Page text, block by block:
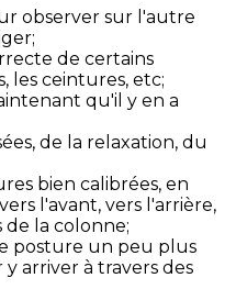
observer sur l'autre
de certains
les ceintures, etc;
qu'il y en a
de la relaxation, du
bien calibrées, en
l'avant, vers l'arrière,
de la colonne;
posture un peu plus
arriver à travers des